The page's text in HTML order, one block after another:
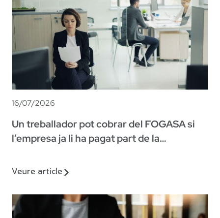
16/07/2026
Un treballador pot cobrar del FOGASA si
l’empresa ja li ha pagat part de la
Veure article